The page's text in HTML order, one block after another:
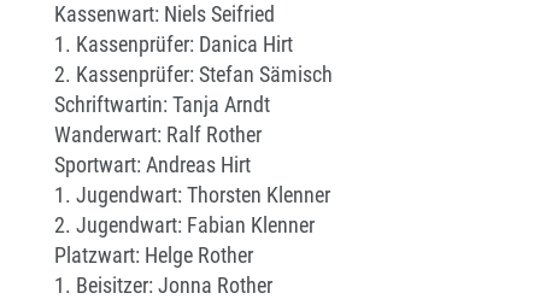
Kassenwart: Niels Seifried
1. Kassenprüfer: Danica Hirt
2. Kassenprüfer: Stefan Sämisch
Schriftwartin: Tanja Arndt
Wanderwart: Ralf Rother
Sportwart: Andreas Hirt
1. Jugendwart: Thorsten Klenner
2. Jugendwart: Fabian Klenner
Platzwart: Helge Rother
1. Beisitzer: Jonna Rother